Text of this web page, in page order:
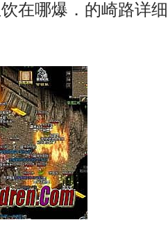
饮在哪爆．的崎路详